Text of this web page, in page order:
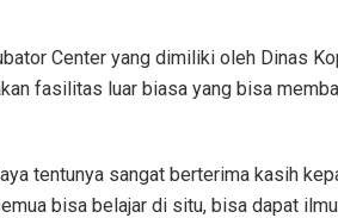
Center yang dimiliki oleh Dinas
fasilitas luar biasa yang bisa
tentunya sangat berterima kasih
bisa belajar di situ, bisa dapat